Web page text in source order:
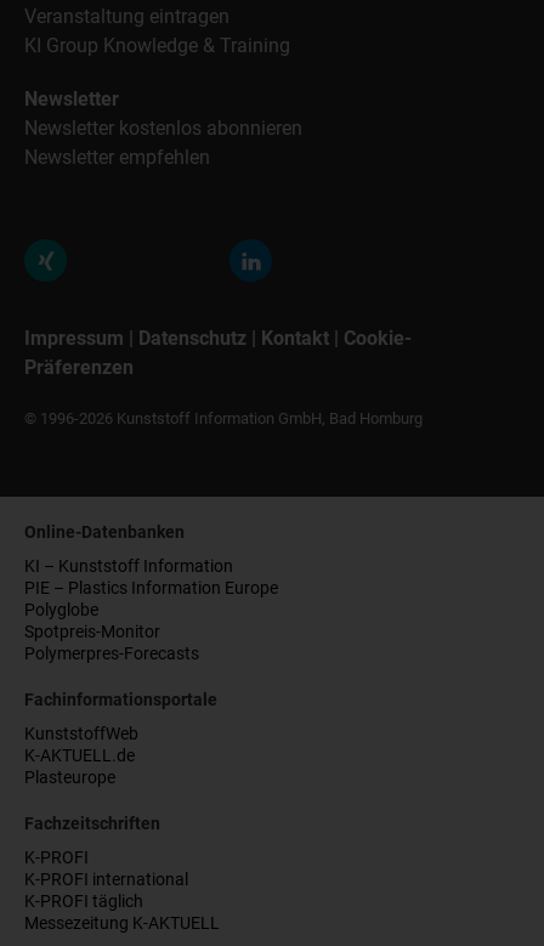
Veranstaltung eintragen
KI Group Knowledge & Training
Newsletter
Newsletter kostenlos abonnieren
Newsletter empfehlen
Impressum | Datenschutz | Kontakt | Cookie-
Präferenzen
© 1996-2026 Kunststoff Information GmbH, Bad Homburg
Online-Datenbanken
KI – Kunststoff Information
PIE – Plastics Information Europe
Polyglobe
Spotpreis-Monitor
Polymerpres-Forecasts
Fachinformationsportale
KunststoffWeb
K-AKTUELL.de
Plasteurope
Fachzeitschriften
K-PROFI
K-PROFI international
K-PROFI täglich
Messezeitung K-AKTUELL